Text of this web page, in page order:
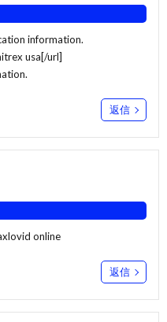
information.
usa[/url]
返信
online
返信